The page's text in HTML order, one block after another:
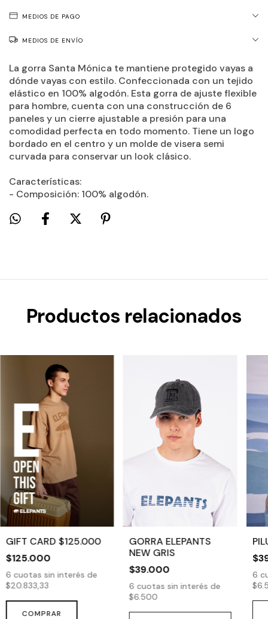
MEDIOS DE PAGO
MEDIOS DE ENVÍO
La gorra Santa Mónica te mantiene protegido vayas a
dónde vayas con estilo. Confeccionada con un tejido
elástico en 100% algodón. Esta gorra de ajuste flexible
para hombre, cuenta con una construcción de 6
paneles y un cierre ajustable a presión para una
comodidad perfecta en todo momento. Tiene un logo
bordado en el centro y un molde de visera semi
curvada para conservar un look clásico.
Características:
- Composición: 100% algodón.
Productos relacionados
GIFT CARD $125.000
$125.000
6 cuotas sin interés de
$20.833,33
GORRA ELEPANTS
NEW GRIS
$39.000
6 cuotas sin interés de
$6.500
6